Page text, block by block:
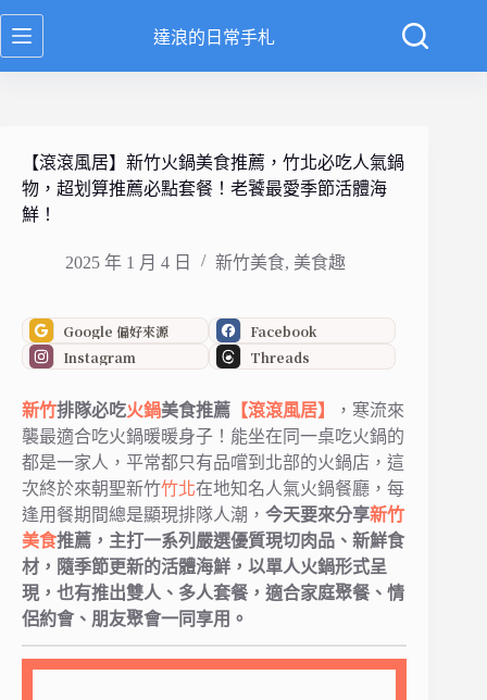
跳
至
達浪的日常手札
【滾滾風居】新竹火鍋美食推薦，竹北必吃人氣鍋
物，超划算推薦必點套餐！老饕最愛季節活體海
鮮！
2025 年 1 月 4 日 新竹美食, 美食趣
Google 偏好來源
Facebook
Instagram
Threads
新竹排隊必吃火鍋美食推薦 【滾滾風居】
，寒流來
襲最適合吃火鍋暖暖身子！能坐在同一桌吃火鍋的
都是一家人，平常都只有品嚐到北部的火鍋店，這
次終於來朝聖新竹竹北在地知名人氣火鍋餐廳，每
逢用餐期間總是顯現排隊人潮， 今天要來分享新竹
美食推薦，主打一系列嚴選優質現切肉品、新鮮食
材，隨季節更新的活體海鮮，以單人火鍋形式呈
現，也有推出雙人、多人套餐，適合家庭聚餐、情
侶約會、朋友聚會一同享用。